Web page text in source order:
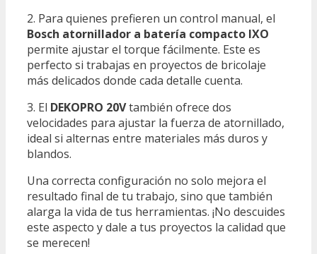
2. Para quienes prefieren un control manual, el
Bosch atornillador a batería compacto IXO
permite ajustar el torque fácilmente. Este es
perfecto si trabajas en proyectos de bricolaje
más delicados donde cada detalle cuenta.
3. El DEKOPRO 20Vtambién ofrece dos
velocidades para ajustar la fuerza de atornillado,
ideal si alternas entre materiales más duros y
blandos.
Una correcta configuración no solo mejora el
resultado final de tu trabajo, sino que también
alarga la vida de tus herramientas. ¡No descuides
este aspecto y dale a tus proyectos la calidad que
se merecen!